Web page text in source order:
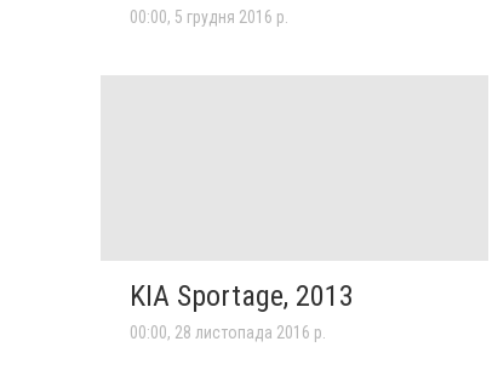
00:00, 5 грудня 2016 р.
KIA Sportage, 2013
00:00, 28 листопада 2016 р.